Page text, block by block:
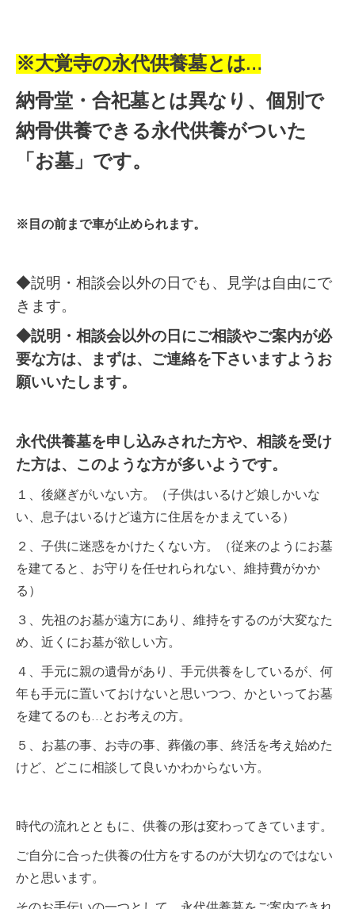
※大覚寺の永代供養墓とは…
納骨堂・合祀墓とは異なり、個別で
納骨供養できる永代供養がついた
「お墓」です。
※目の前まで車が止められます。
◆説明・相談会以外の日でも、見学は自由にで
きます。
◆説明・相談会以外の日にご相談やご案内が必
要な方は、まずは、ご連絡を下さいますようお
願いいたします。
永代供養墓を申し込みされた方や、相談を受け
た方は、このような方が多いようです。
１、後継ぎがいない方。（子供はいるけど娘しかいな
い、息子はいるけど遠方に住居をかまえている）
２、子供に迷惑をかけたくない方。（従来のようにお墓
を建てると、お守りを任せれられない、維持費がかか
る）
３、先祖のお墓が遠方にあり、維持をするのが大変なた
め、近くにお墓が欲しい方。
４、手元に親の遺骨があり、手元供養をしているが、何
年も手元に置いておけないと思いつつ、かといってお墓
を建てるのも…とお考えの方。
５、お墓の事、お寺の事、葬儀の事、終活を考え始めた
けど、どこに相談して良いかわからない方。
時代の流れとともに、供養の形は変わってきています。
ご自分に合った供養の仕方をするのが大切なのではない
かと思います。